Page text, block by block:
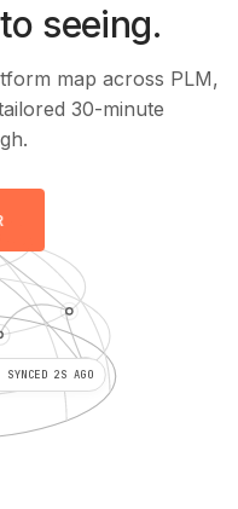
seeing.
map across PLM,
30-minute
2S AGO